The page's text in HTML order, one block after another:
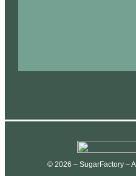
© 2026 – SugarFactory –